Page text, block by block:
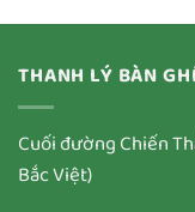
THANH LÝ BÀN
Cuối đường Chiến
Bắc Việt)